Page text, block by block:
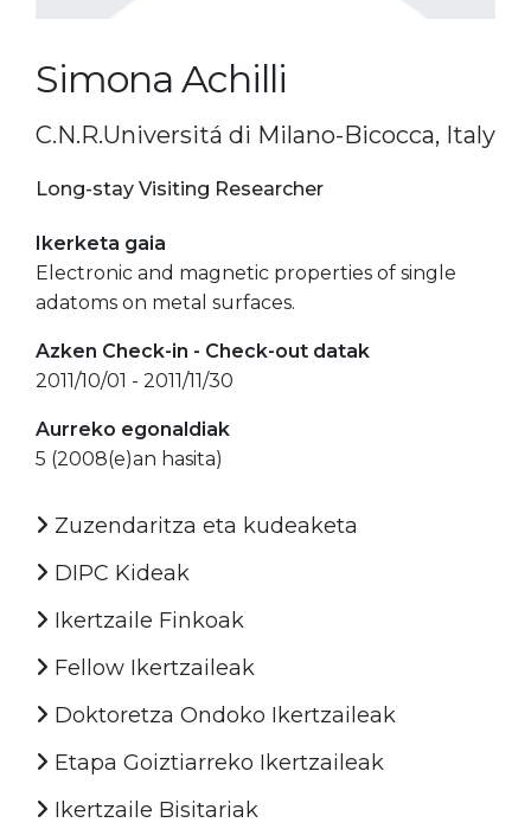
Simona Achilli
C.N.R.Universitá di Milano-Bicocca, Italy
Long-stay Visiting Researcher
Ikerketa gaia
Electronic and magnetic properties of single
adatoms on metal surfaces.
Azken Check-in - Check-out datak
2011/10/01 - 2011/11/30
Aurreko egonaldiak
5 (2008(e)an hasita)
Zuzendaritza eta kudeaketa
DIPC Kideak
Ikertzaile Finkoak
Fellow Ikertzaileak
Doktoretza Ondoko Ikertzaileak
Etapa Goiztiarreko Ikertzaileak
Ikertzaile Bisitariak